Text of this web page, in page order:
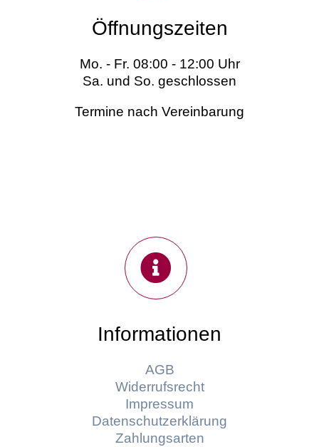
Öffnungszeiten
Mo. - Fr. 08:00 - 12:00 Uhr
Sa. und So. geschlossen
Termine nach Vereinbarung
Informationen
AGB
Widerrufsrecht
Impressum
Datenschutzerklärung
Zahlungsarten